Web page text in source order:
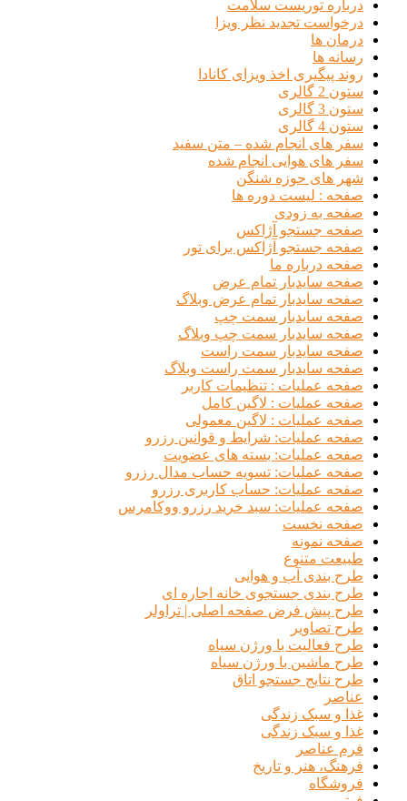
درباره توریست سلامت
درخواست تجدید نظر ویزا
درمان ها
رسانه ها
روند پیگیری اخذ ویزای کانادا
ستون 2 گالری
ستون 3 گالری
ستون 4 گالری
سفر های انجام شده – متن سفید
سفر های هوایی انجام شده
شهر های حوزه شنگن
صفحه : لیست دوره ها
صفحه به زودی
صفحه جستجو آژاکس
صفحه جستجو آژاکس برای تور
صفحه درباره ما
صفحه سایدبار تمام عرض
صفحه سایدبار تمام عرض وبلاگ
صفحه سایدبار سمت چپ
صفحه سایدبار سمت چپ وبلاگ
صفحه سایدبار سمت راست
صفحه سایدبار سمت راست وبلاگ
صفحه عملیات : تنظیمات کاربر
صفحه عملیات : لاگین کامل
صفحه عملیات : لاگین معمولی
صفحه عملیات: شرایط و قوانین رزرو
صفحه عملیات: بسته های عضویت
صفحه عملیات: تسویه حساب مدال رزرو
صفحه عملیات: حساب کاربری رزرو
صفحه عملیات: سبد خرید رزرو ووکامرس
صفحه نخست
صفحه نمونه
طبیعت متنوع
طرح بندی آب و هوایی
طرح بندی جستجوی خانه اجاره ای
طرح پیش فرض صفحه اصلی | تراولر
طرح تصاویر
طرح فعالیت با ورژن سیاه
طرح ماشین با ورژن سیاه
طرح نتایج جستجو اتاق
عناصر
غذا و سبک زندگی
غذا و سبک زندگی
فرم عناصر
فرهنگ، هنر و تاریخ
فروشگاه